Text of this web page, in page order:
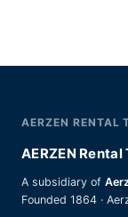
AERZEN RENTAL
AERZEN
A subsidiary of
Founded 1864 ·